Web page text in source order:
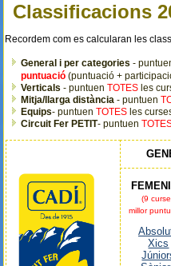
Classificacions
Recordem com es calcularan les
General i per categories -
puntuació (puntuació +
Verticals- puntuenTOTES les
Mitja/llarga distància - puntuen
Equips- puntuenTOTES les
Circuit Fer PETIT- puntuen
(9
millor
Xics